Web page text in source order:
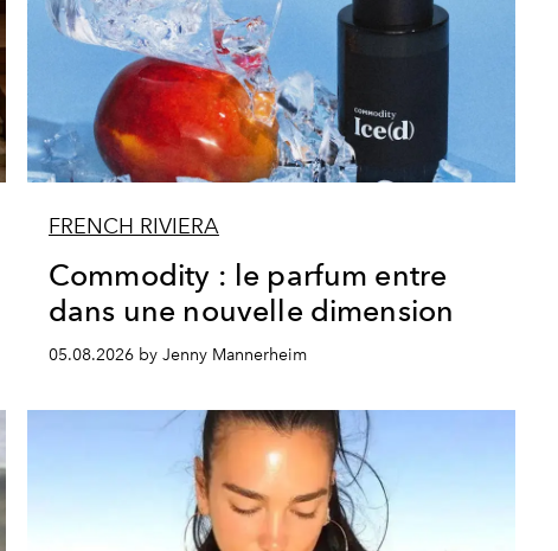
FRENCH RIVIERA
Commodity : le parfum entre
dans une nouvelle dimension
05.08.2026 by Jenny Mannerheim